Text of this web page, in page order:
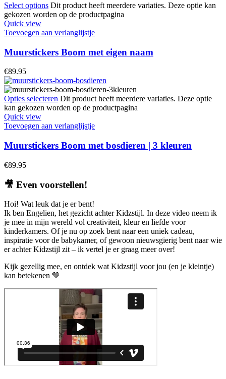
Select options Dit product heeft meerdere variaties. Deze optie kan
gekozen worden op de productpagina
Quick view
Toevoegen aan verlanglijstje
Muurstickers Boom met eigen naam
€89.95
Opties selecteren Dit product heeft meerdere variaties. Deze optie
kan gekozen worden op de productpagina
Quick view
Toevoegen aan verlanglijstje
Muurstickers Boom met bosdieren | 3 kleuren
€89.95
🎥 Even voorstellen!
Hoi! Wat leuk dat je er bent!
Ik ben Engelien, het gezicht achter Kidzstijl. In deze video neem ik
je mee in mijn wereld vol creativiteit, kleur en liefde voor
kinderkamers. Of je nu op zoek bent naar een uniek cadeau,
inspiratie voor de babykamer, of gewoon nieuwsgierig bent naar wie
er achter Kidzstijl zit – ik vertel je er graag meer over!
Kijk gezellig mee, en ontdek wat Kidzstijl voor jou (en je kleintje)
kan betekenen 💛